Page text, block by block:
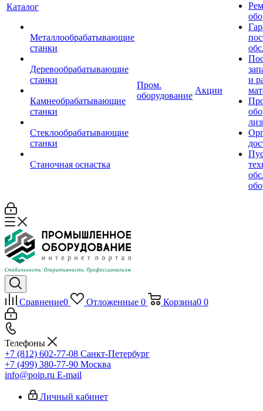
Каталог
Металлообрабатывающие
станки
Деревообрабатывающие
станки
Камнеобрабатывающие
станки
Стеклообрабатывающие
станки
Станочная оснастка
Пром.
оборудование
Акции
и
Сравнение0 Отложенные 0 Корзина0 0
Телефоны
+7 (812) 602-77-08 Санкт-Петербург
+7 (499) 380-77-90 Москва
info@poip.ru E-mail
Личный кабинет